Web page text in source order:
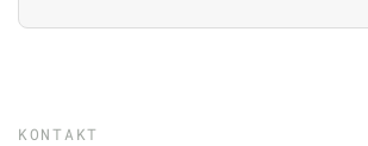
KONTAKT